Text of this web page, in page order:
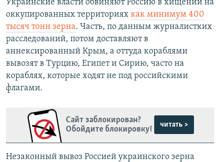
Украинские власти обвиняют Россию в хищении на
оккупированных территориях как минимум 400
тысяч тонн зерна. Часть, по данным журналистких
расследований, потом доставляют в
аннексированный Крым, а оттуда кораблями
вывозят в Турцию, Египет и Сирию, часто на
кораблях, которые ходят не под российскими
флагами.
Сайт заблокирован?
Обойдите блокировку!
читать >
Незаконный вывоз Россией украинского зерна